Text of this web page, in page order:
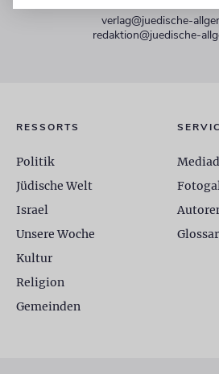
verlag@juedische-
redaktion@juedische-
RESSORTS
Politik
Jüdische Welt
Israel
Unsere Woche
Kultur
Religion
Gemeinden
Glossar